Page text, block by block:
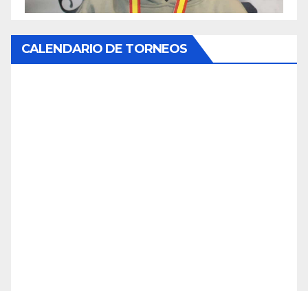
CALENDARIO DE TORNEOS